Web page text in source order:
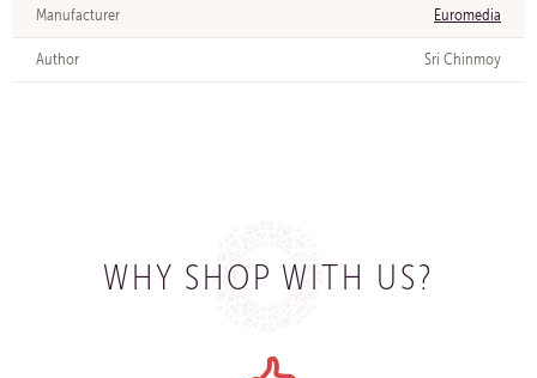
Manufacturer Euromedia
Author Sri Chinmoy
WHY SHOP WITH US?